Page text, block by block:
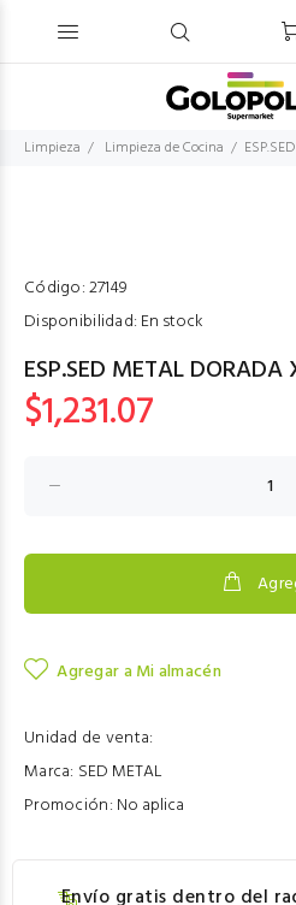
Limpieza Limpieza de Cocina
Código:27149
Disponibilidad: En stock
ESP.SED METAL DORADA
$1,231.07
Agregar a Mi almacén
Unidad de venta:
Marca: SED METAL
Promoción: No aplica
Envío gratis dentro del